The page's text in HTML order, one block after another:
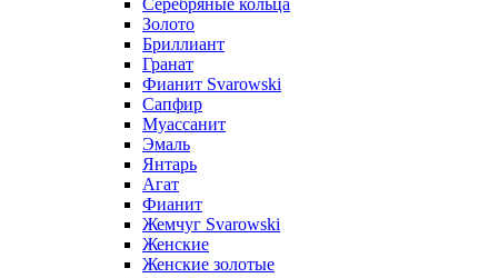
Серебряные кольца
Золото
Бриллиант
Гранат
Фианит Svarowski
Сапфир
Муассанит
Эмаль
Янтарь
Агат
Фианит
Жемчуг Svarowski
Женские
Женские золотые